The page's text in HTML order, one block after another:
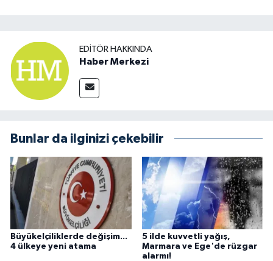
EDITÖR HAKKINDA
Haber Merkezi
Bunlar da ilginizi çekebilir
Büyükelçiliklerde değişim...
4 ülkeye yeni atama
5 ilde kuvvetli yağış,
Marmara ve Ege'de rüzgar
alarmı!